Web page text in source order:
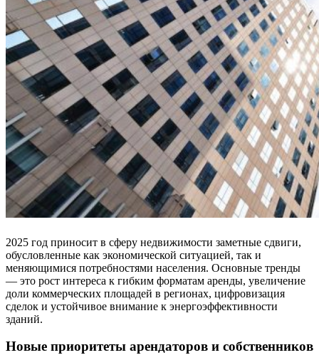
2025 год приносит в сферу недвижимости заметные сдвиги,
обусловленные как экономической ситуацией, так и
меняющимися потребностями населения. Основные тренды
— это рост интереса к гибким форматам аренды, увеличение
доли коммерческих площадей в регионах, цифровизация
сделок и устойчивое внимание к энергоэффективности
зданий.
Новые приоритеты арендаторов и собственников